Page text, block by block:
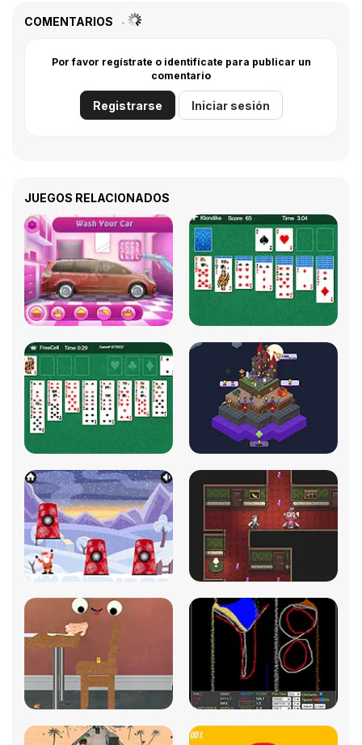
COMENTARIOS
Por favor regístrate o identifícate para publicar un
comentario
Registrarse Iniciar sesión
JUEGOS RELACIONADOS